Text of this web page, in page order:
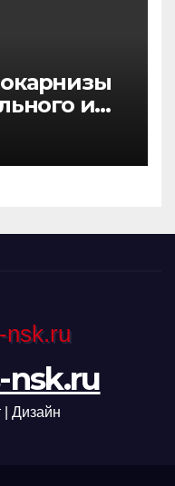
и
nsk.ru
| Дизайн